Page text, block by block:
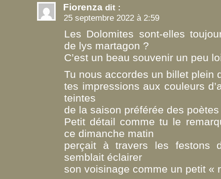
Fiorenza dit :
25 septembre 2022 à 2:59
Les Dolomites sont-elles
de lys martagon ?
C’est un beau souvenir un peu
Tu nous accordes un billet plein
tes impressions aux couleurs
teintes
de la saison préférée des poètes
Petit détail comme tu le
ce dimanche matin
perçait à travers les festons
semblait éclairer
son voisinage comme un petit «